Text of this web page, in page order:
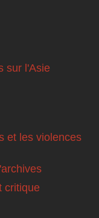
sur l'Asie
et les violences
critique